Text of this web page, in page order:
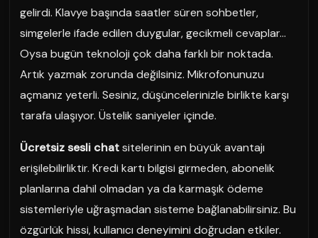
gelirdi. Klavye başında saatler süren sohbetler,
simgelerle ifade edilen duygular, gecikmeli cevaplar…
Oysa bugün teknoloji çok daha farklı bir noktada.
Artık yazmak zorunda değilsiniz. Mikrofonunuzu
açmanız yeterli. Sesiniz, düşüncelerinizle birlikte karşı
tarafa ulaşıyor. Üstelik saniyeler içinde.
Ücretsiz sesli chatsitelerinin en büyük avantajı
erişilebilirliktir. Kredi kartı bilgisi girmeden, abonelik
planlarına dahil olmadan ya da karmaşık ödeme
sistemleriyle uğraşmadan sisteme bağlanabilirsiniz. Bu
özgürlük hissi, kullanıcı deneyimini doğrudan etkiler.